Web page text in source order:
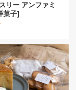
リー アンファミ
菓子]